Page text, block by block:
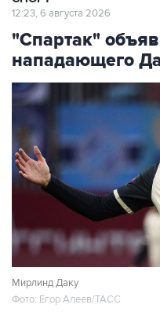
12:23, 6 августа 2026
"Спартак"
нападающего
Мирлинд Даку
Фото: Егор Алеев/ТАСС